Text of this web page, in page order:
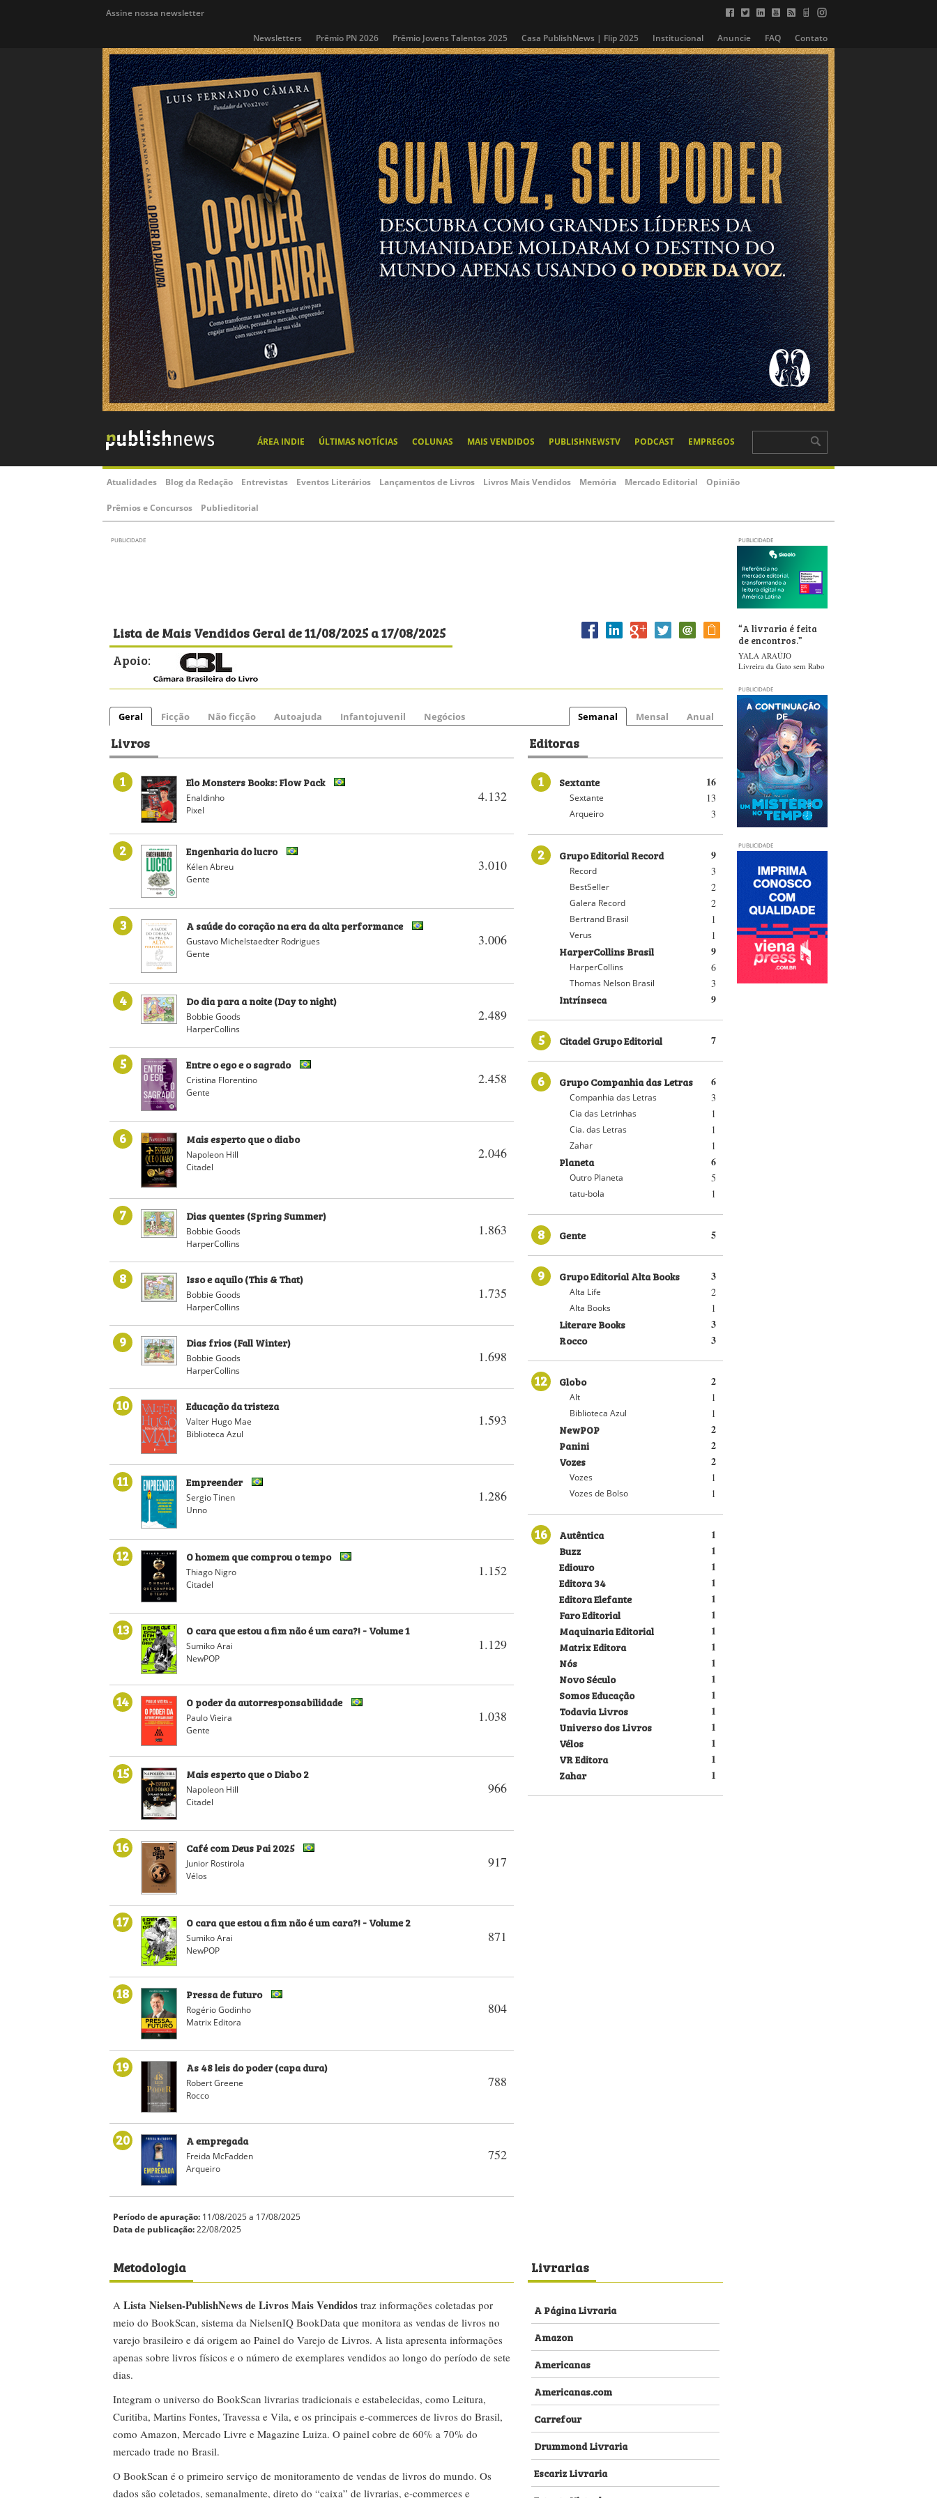
Assine nossa newsletter
Newsletters Prêmio PN 2026 Prêmio Jovens Talentos 2025 Casa PublishNews | Flip 2025 Institucional Anuncie FAQ Contato
ÁREA INDIE ÚLTIMAS NOTÍCIAS COLUNAS MAIS VENDIDOS PUBLISHNEWSTV PODCAST EMPREGOS
Atualidades Blog da Redação Entrevistas Eventos Literários Lançamentos de Livros Livros Mais Vendidos Memória Mercado Editorial Opinião
Prêmios e Concursos Publieditorial
PUBLICIDADE PUBLICIDADE
Lista de Mais Vendidos Geral de 11/08/2025 a 17/08/2025
Apoio:
Geral Ficção Não ficção Autoajuda Infantojuvenil Negócios Semanal Mensal Anual
Livros
1
4.132
Elo Monsters Books: Flow Pack
Enaldinho
Pixel
2
3.010
Engenharia do lucro
Kélen Abreu
Gente
3
3.006
A saúde do coração na era da alta performance
Gustavo Michelstaedter Rodrigues
Gente
4
2.489
Do dia para a noite (Day to night)
Bobbie Goods
HarperCollins
5
2.458
Entre o ego e o sagrado
Cristina Florentino
Gente
6
2.046
Mais esperto que o diabo
Napoleon Hill
Citadel
7
1.863
Dias quentes (Spring Summer)
Bobbie Goods
HarperCollins
8
1.735
Isso e aquilo (This & That)
Bobbie Goods
HarperCollins
9
1.698
Dias frios (Fall Winter)
Bobbie Goods
HarperCollins
10
1.593
Educação da tristeza
Valter Hugo Mae
Biblioteca Azul
11
1.286
Empreender
Sergio Tinen
Unno
12
1.152
O homem que comprou o tempo
Thiago Nigro
Citadel
13
1.129
O cara que estou a fim não é um cara?! - Volume 1
Sumiko Arai
NewPOP
14
1.038
O poder da autorresponsabilidade
Paulo Vieira
Gente
15
966
Mais esperto que o Diabo 2
Napoleon Hill
Citadel
16
917
Café com Deus Pai 2025
Junior Rostirola
Vélos
17
871
O cara que estou a fim não é um cara?! - Volume 2
Sumiko Arai
NewPOP
18
804
Pressa de futuro
Rogério Godinho
Matrix Editora
19
788
As 48 leis do poder (capa dura)
Robert Greene
Rocco
20
752
A empregada
Freida McFadden
Arqueiro
Período de apuração: 11/08/2025 a 17/08/2025
Data de publicação:22/08/2025
Editoras
1
16
Sextante
13
Sextante
3
Arqueiro
2 9
Grupo Editorial Record
3
Record
2
BestSeller
2
Galera Record
1
Bertrand Brasil
1
Verus
9
HarperCollins Brasil
6
HarperCollins
3
Thomas Nelson Brasil
9
Intrínseca
5 7
Citadel Grupo Editorial
6 6
Grupo Companhia das Letras
3
Companhia das Letras
1
Cia das Letrinhas
1
Cia. das Letras
1
Zahar
6
Planeta
5
Outro Planeta
1
tatu-bola
8 5
Gente
9 3
Grupo Editorial Alta Books
2
Alta Life
1
Alta Books
3
Literare Books
3
Rocco
12 2
Globo
1
Alt
1
Biblioteca Azul
2
NewPOP
2
Panini
2
Vozes
1
Vozes
1
Vozes de Bolso
16 1
Autêntica
1
Buzz
1
Ediouro
1
Editora 34
1
Editora Elefante
1
Faro Editorial
1
Maquinaria Editorial
1
Matrix Editora
1
Nós
1
Novo Século
1
Somos Educação
1
Todavia Livros
1
Universo dos Livros
1
Vélos
1
VR Editora
1
Zahar
Metodologia
A Lista Nielsen-PublishNews de Livros Mais Vendidos traz informações coletadas por
meio do BookScan, sistema da NielsenIQ BookData que monitora as vendas de livros no
varejo brasileiro e dá origem ao Painel do Varejo de Livros. A lista apresenta informações
apenas sobre livros físicos e o número de exemplares vendidos ao longo do período de sete
dias.
Integram o universo do BookScan livrarias tradicionais e estabelecidas, como Leitura,
Curitiba, Martins Fontes, Travessa e Vila, e os principais e-commerces de livros do Brasil,
como Amazon, Mercado Livre e Magazine Luiza. O painel cobre de 60% a 70% do
mercado trade no Brasil.
O BookScan é o primeiro serviço de monitoramento de vendas de livros do mundo. Os
dados são coletados, semanalmente, direto do “caixa” de livrarias, e-commerces e
Livrarias
A Página Livraria
Amazon
Americanas
Americanas.com
Carrefour
Drummond Livraria
Escariz Livraria
“A livraria é feita
de encontros.”
YALA ARAÚJO
Livreira da Gato sem Rabo
PUBLICIDADE
PUBLICIDADE